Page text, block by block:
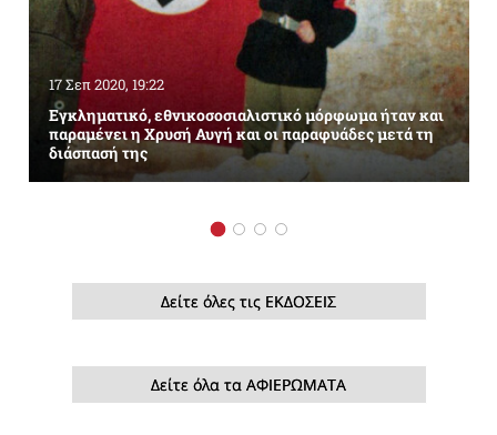
17 Σεπ 2020, 19:22
Εγκληματικό, εθνικοσοσιαλιστικό μόρφωμα ήταν και
παραμένει η Χρυσή Αυγή και οι παραφυάδες μετά τη
διάσπασή της
Δείτε όλες τις ΕΚΔΟΣΕΙΣ
Δείτε όλα τα ΑΦΙΕΡΩΜΑΤΑ